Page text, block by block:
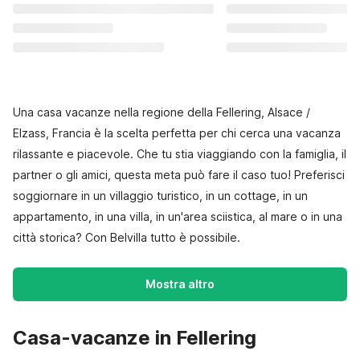
Una casa vacanze nella regione della Fellering, Alsace /
Elzass, Francia è la scelta perfetta per chi cerca una vacanza
rilassante e piacevole. Che tu stia viaggiando con la famiglia, il
partner o gli amici, questa meta può fare il caso tuo! Preferisci
soggiornare in un villaggio turistico, in un cottage, in un
appartamento, in una villa, in un'area sciistica, al mare o in una
città storica? Con Belvilla tutto è possibile.
Mostra altro
Casa-vacanze in Fellering